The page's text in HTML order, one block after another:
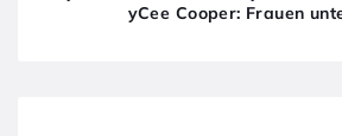
yCee Cooper: Frauen